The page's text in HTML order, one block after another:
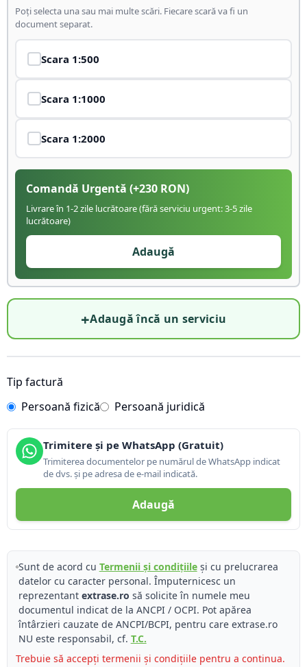
Poți selecta una sau mai multe scări. Fiecare scară va fi un
document separat.
Scara 1:500
Scara 1:1000
Scara 1:2000
Comandă Urgentă (+230 RON)
Livrare în 1-2 zile lucrătoare (fără serviciu urgent: 3-5 zile
lucrătoare)
Adaugă
+Adaugă încă un serviciu
Tip factură
Persoană fizică
Persoană juridică
Trimitere și pe WhatsApp (Gratuit)
Trimiterea documentelor pe numărul de WhatsApp indicat
de dvs. și pe adresa de e-mail indicată.
Adaugă
Sunt de acord cu Termenii și condițiileși cu prelucrarea
datelor cu caracter personal. Împuternicesc un
reprezentant extrase.ro să solicite în numele meu
documentul indicat de la ANCPI / OCPI. Pot apărea
întârzieri cauzate de ANCPI/BCPI, pentru care extrase.ro
NU este responsabil, cf. T.C.
Trebuie să accepți termenii și condițiile pentru a continua.